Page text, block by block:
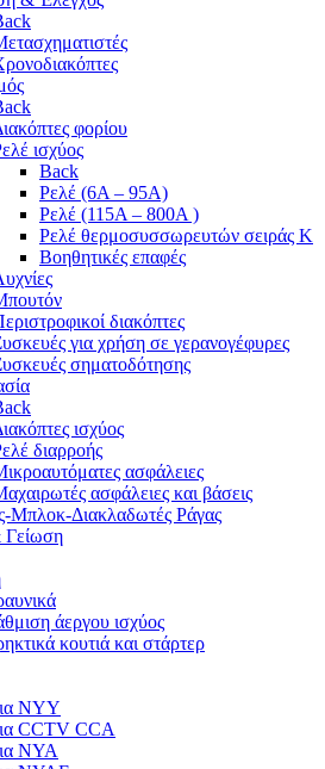
φορίου
ισχύος
Back
Ρελέ (6A – 95A)
Ρελέ (115A – 800A )
Ρελέ θερμοσυσσωρευτών σειράς Κ
Βοηθητικές επαφές
διακόπτες
για χρήση σε γερανογέφυρες
σηματοδότησης
ισχύος
διαρροής
ασφάλειες
ασφάλειες και βάσεις
Μπλοκ-Διακλαδωτές Ράγας
Γείωση
άεργου ισχύος
κουτιά και στάρτερ
NYY
CCTV CCA
NYA